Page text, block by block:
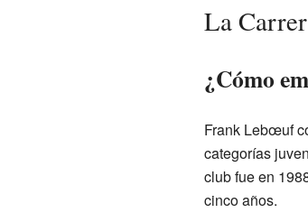
La
¿Cómo
Frank Lebœuf
categorías
club fue en
cinco años.